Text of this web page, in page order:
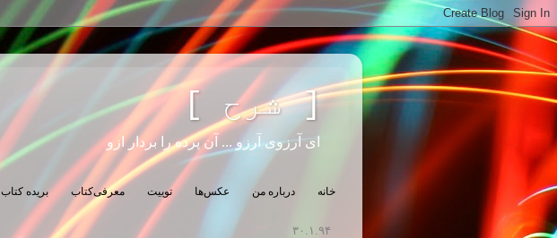
[ شرح ]
ای آرزوی آرزو ... آن پرده را بردار ازو
خانه درباره من عکس‌ها توییت معرفی‌کتاب بریده کتاب
۳۰.۱.۹۴